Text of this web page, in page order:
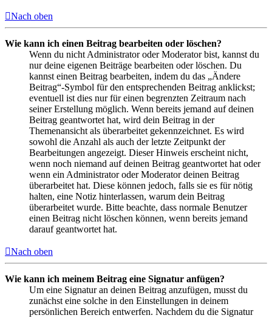
Nach oben
Wie kann ich einen Beitrag bearbeiten oder löschen?
Wenn du nicht Administrator oder Moderator bist, kannst du
nur deine eigenen Beiträge bearbeiten oder löschen. Du
kannst einen Beitrag bearbeiten, indem du das „Ändere
Beitrag“-Symbol für den entsprechenden Beitrag anklickst;
eventuell ist dies nur für einen begrenzten Zeitraum nach
seiner Erstellung möglich. Wenn bereits jemand auf deinen
Beitrag geantwortet hat, wird dein Beitrag in der
Themenansicht als überarbeitet gekennzeichnet. Es wird
sowohl die Anzahl als auch der letzte Zeitpunkt der
Bearbeitungen angezeigt. Dieser Hinweis erscheint nicht,
wenn noch niemand auf deinen Beitrag geantwortet hat oder
wenn ein Administrator oder Moderator deinen Beitrag
überarbeitet hat. Diese können jedoch, falls sie es für nötig
halten, eine Notiz hinterlassen, warum dein Beitrag
überarbeitet wurde. Bitte beachte, dass normale Benutzer
einen Beitrag nicht löschen können, wenn bereits jemand
darauf geantwortet hat.
Nach oben
Wie kann ich meinem Beitrag eine Signatur anfügen?
Um eine Signatur an deinen Beitrag anzufügen, musst du
zunächst eine solche in den Einstellungen in deinem
persönlichen Bereich entwerfen. Nachdem du die Signatur